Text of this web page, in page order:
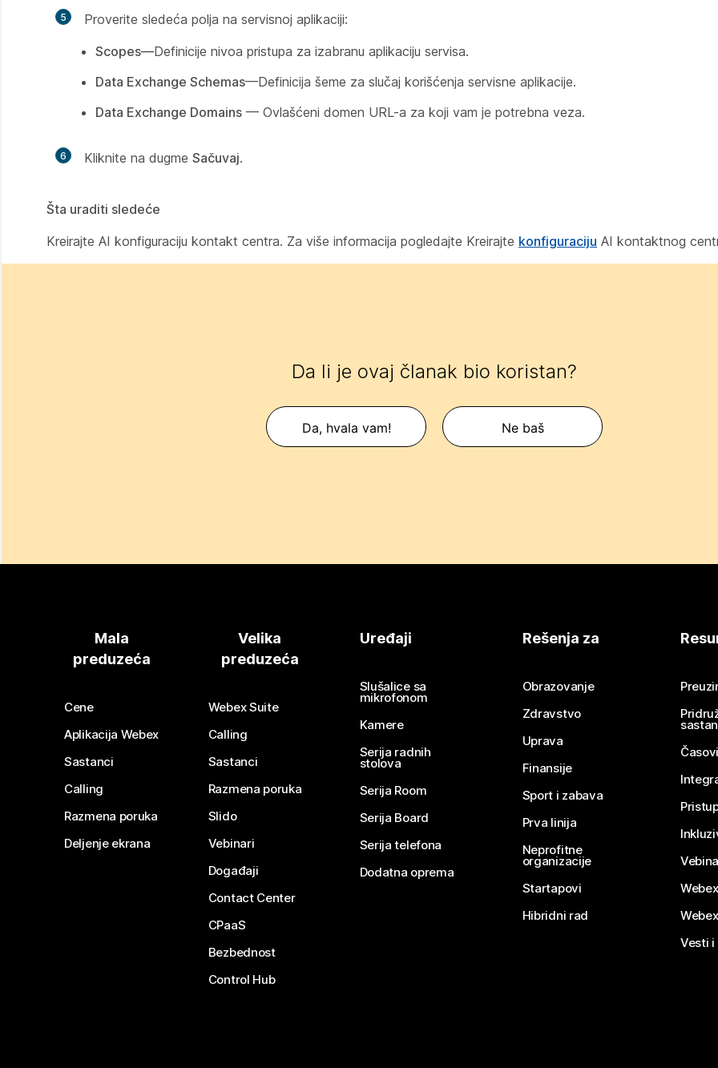
5
Proverite sledeća polja na servisnoj aplikaciji:
Scopes—Definicije nivoa pristupa za izabranu aplikaciju servisa.
Data Exchange Schemas—Definicija šeme za slučaj korišćenja servisne aplikacije.
Data Exchange Domains — Ovlašćeni domen URL-a za koji vam je potrebna veza.
6 Kliknite na dugme Sačuvaj.
Šta uraditi sledeće
Kreirajte AI konfiguraciju kontakt centra. Za više informacija pogledajte Kreirajte konfiguraciju AI kontaktnog
Da li je ovaj članak bio koristan?
Da, hvala vam! Ne baš
Mala
preduzeća
Cene
Aplikacija Webex
Sastanci
Calling
Razmena poruka
Deljenje ekrana
Velika
preduzeća
Webex Suite
Calling
Sastanci
Razmena poruka
Slido
Vebinari
Događaji
Contact Center
CPaaS
Bezbednost
Control Hub
Uređaji
Slušalice sa
mikrofonom
Kamere
Serija radnih
stolova
Serija Room
Serija Board
Serija telefona
Dodatna oprema
Rešenja za
Obrazovanje
Zdravstvo
Uprava
Finansije
Sport i zabava
Prva linija
Neprofitne
organizacije
Startapovi
Hibridni rad
Vesti